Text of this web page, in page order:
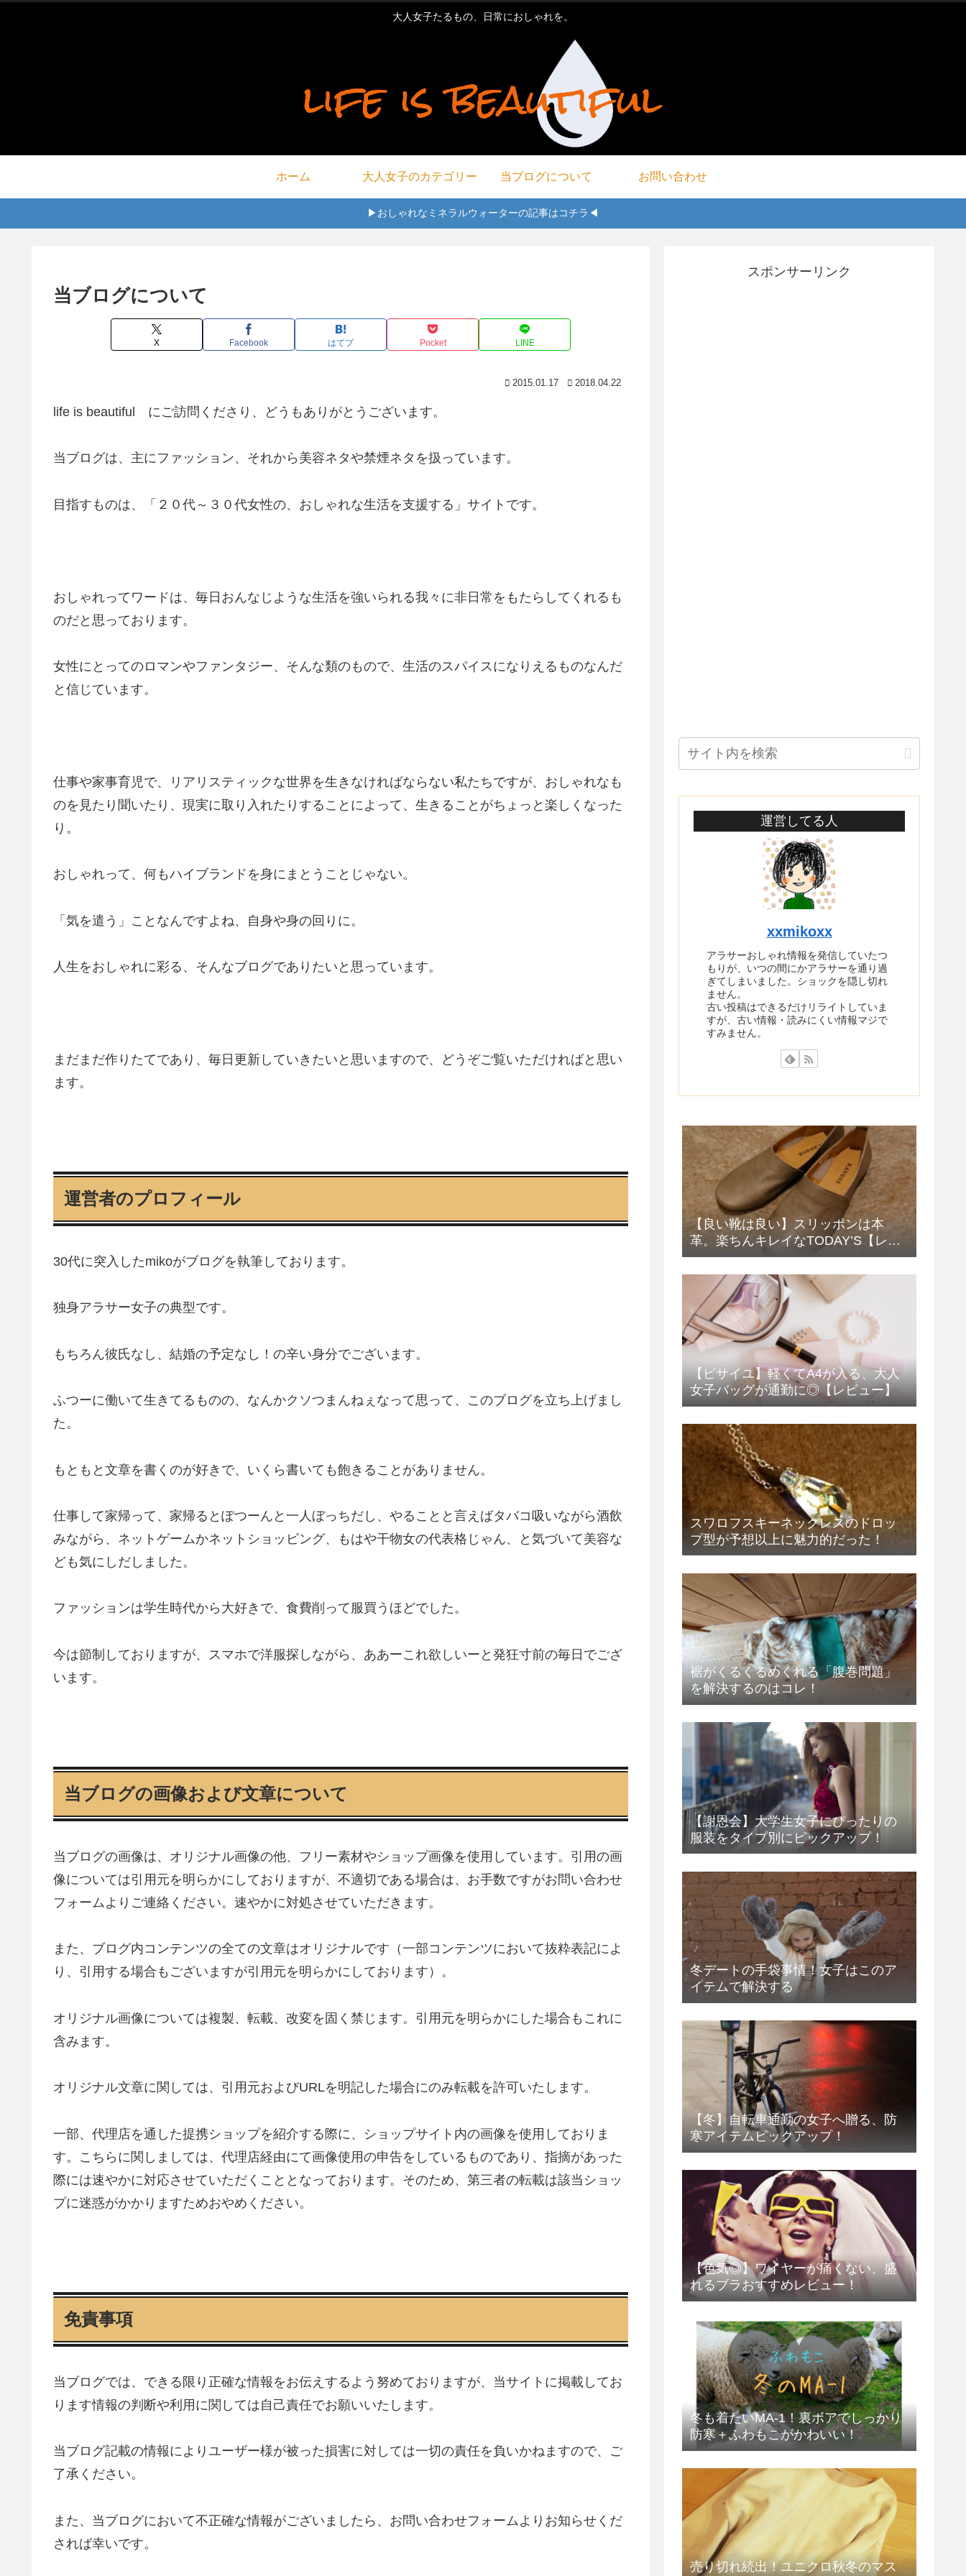
大人女子たるもの、日常におしゃれを。
ホーム 大人女子のカテゴリー 当ブログについて お問い合わせ
▶おしゃれなミネラルウォーターの記事はコチラ◀
当ブログについて
X Facebook はてブ Pocket LINE
2015.01.17 2018.04.22
life is beautiful にご訪問くださり、どうもありがとうございます。
当ブログは、主にファッション、それから美容ネタや禁煙ネタを扱っています。
目指すものは、「２０代～３０代女性の、おしゃれな生活を支援する」サイトです。
おしゃれってワードは、毎日おんなじような生活を強いられる我々に非日常をもたらしてくれるも
のだと思っております。
女性にとってのロマンやファンタジー、そんな類のもので、生活のスパイスになりえるものなんだ
と信じています。
仕事や家事育児で、リアリスティックな世界を生きなければならない私たちですが、おしゃれなも
のを見たり聞いたり、現実に取り入れたりすることによって、生きることがちょっと楽しくなった
り。
おしゃれって、何もハイブランドを身にまとうことじゃない。
「気を遣う」ことなんですよね、自身や身の回りに。
人生をおしゃれに彩る、そんなブログでありたいと思っています。
まだまだ作りたてであり、毎日更新していきたいと思いますので、どうぞご覧いただければと思い
ます。
運営者のプロフィール
30代に突入したmikoがブログを執筆しております。
独身アラサー女子の典型です。
もちろん彼氏なし、結婚の予定なし！の辛い身分でございます。
ふつーに働いて生きてるものの、なんかクソつまんねぇなって思って、このブログを立ち上げまし
た。
もともと文章を書くのが好きで、いくら書いても飽きることがありません。
仕事して家帰って、家帰るとぽつーんと一人ぼっちだし、やることと言えばタバコ吸いながら酒飲
みながら、ネットゲームかネットショッピング、もはや干物女の代表格じゃん、と気づいて美容な
ども気にしだしました。
ファッションは学生時代から大好きで、食費削って服買うほどでした。
今は節制しておりますが、スマホで洋服探しながら、ああーこれ欲しいーと発狂寸前の毎日でござ
います。
当ブログの画像および文章について
当ブログの画像は、オリジナル画像の他、フリー素材やショップ画像を使用しています。引用の画
像については引用元を明らかにしておりますが、不適切である場合は、お手数ですがお問い合わせ
フォームよりご連絡ください。速やかに対処させていただきます。
また、ブログ内コンテンツの全ての文章はオリジナルです（一部コンテンツにおいて抜粋表記によ
り、引用する場合もございますが引用元を明らかにしております）。
オリジナル画像については複製、転載、改変を固く禁じます。引用元を明らかにした場合もこれに
含みます。
オリジナル文章に関しては、引用元およびURLを明記した場合にのみ転載を許可いたします。
一部、代理店を通した提携ショップを紹介する際に、ショップサイト内の画像を使用しておりま
す。こちらに関しましては、代理店経由にて画像使用の申告をしているものであり、指摘があった
際には速やかに対応させていただくこととなっております。そのため、第三者の転載は該当ショッ
プに迷惑がかかりますためおやめください。
免責事項
当ブログでは、できる限り正確な情報をお伝えするよう努めておりますが、当サイトに掲載してお
ります情報の判断や利用に関しては自己責任でお願いいたします。
当ブログ記載の情報によりユーザー様が被った損害に対しては一切の責任を負いかねますので、ご
了承ください。
また、当ブログにおいて不正確な情報がございましたら、お問い合わせフォームよりお知らせくだ
されば幸いです。
スポンサーリンク
運営してる人
xxmikoxx
アラサーおしゃれ情報を発信していたつ
もりが、いつの間にかアラサーを通り過
ぎてしまいました。ショックを隠し切れ
ません。
古い投稿はできるだけリライトしていま
すが、古い情報・読みにくい情報マジで
すみません。
【良い靴は良い】スリッポンは本
革。楽ちんキレイなTODAY’S【レデ
ィース】
【ビサイユ】軽くてA4が入る、大人
女子バッグが通勤に◎【レビュー】
スワロフスキーネックレスのドロッ
プ型が予想以上に魅力的だった！
裾がくるくるめくれる「腹巻問題」
を解決するのはコレ！
【謝恩会】大学生女子にぴったりの
服装をタイプ別にピックアップ！
冬デートの手袋事情！女子はこのア
イテムで解決する
【冬】自転車通勤の女子へ贈る、防
寒アイテムピックアップ！
【色気◎】ワイヤーが痛くない、盛
れるブラおすすめレビュー！
冬も着たいMA-1！裏ボアでしっかり
防寒＋ふわもこがかわいい！
売り切れ続出！ユニクロ秋冬のマス